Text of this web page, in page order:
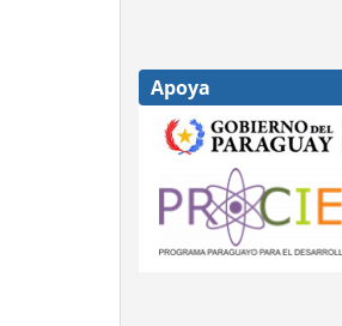
Apoya